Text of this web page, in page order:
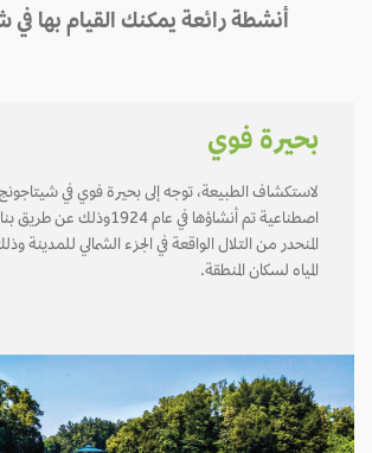
أنشطة رائعة يمكنك القيام بها في
بحيرة فوي
لاستكشاف الطبيعة، توجه إلى بحيرة فوي في شيتاجونج،
اصطناعية تم أنشاؤها في عام 1924وذلك
المنحدر من التلال الواقعة في الجزء الشمالي للمدينة
المياه لسكان المنطقة.